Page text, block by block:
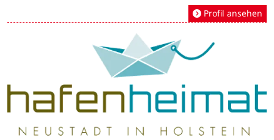
Profil ansehen